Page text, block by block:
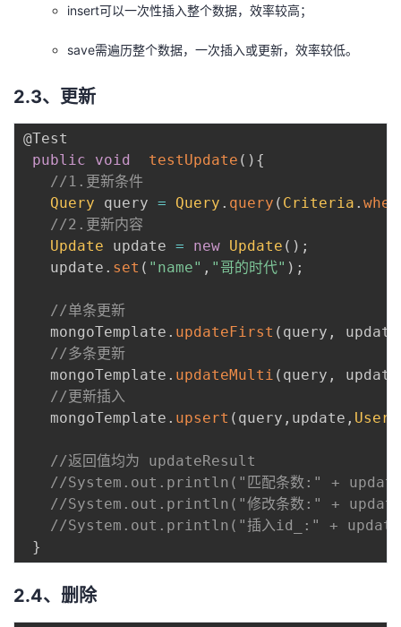
insert可以一次性插入整个数据，效率较高；
save需遍历整个数据，一次插入或更新，效率较低。
2.3、更新
@Test
public
void testUpdate ( ) {
//1.更新条件
Query query = Query . query ( Criteria .
//2.更新内容
Update update = new Update ( ) ;
   update
. set ( "name" , "哥的时代" ) ;
//单条更新
   mongoTemplate
. updateFirst ( query , update
//多条更新
   mongoTemplate
. updateMulti ( query , update
//更新插入
   mongoTemplate
. upsert ( query , update , User
//返回值均为 updateResult
//System.out.println("匹配条数:" +
//System.out.println("修改条数:" +
//System.out.println("插入id_:" +
}
2.4、删除